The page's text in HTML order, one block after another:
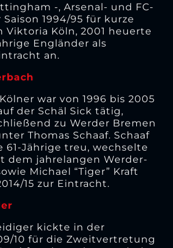
-, Arsenal- und FC-
1994/95 für kurze
Viktoria Köln, 2001 heuerte
Engländer als
an.
war von 1996 bis 2005
der Schäl Sick tätig,
zu Werder Bremen
Thomas Schaaf. Schaaf
61-Jährige treu, wechselte
dem jahrelangen Werder-
Michael “Tiger” Kraft
15 zur Eintracht.
kickte in der
10 für die Zweitvertretung